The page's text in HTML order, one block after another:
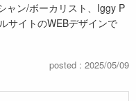
ャン/ボーカリスト、Iggy P
サイトのWEBデザインで
posted : 2025/05/09